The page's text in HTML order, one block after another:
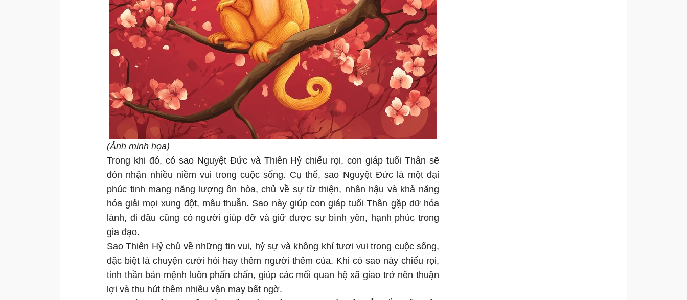
(Ảnh minh họa)
Trong khi đó, có sao Nguyệt Đức và Thiên Hỷ chiếu rọi, con giáp tuổi Thân sẽ
đón nhận nhiều niềm vui trong cuộc sống. Cụ thể, sao Nguyệt Đức là một đại
phúc tinh mang năng lượng ôn hòa, chủ về sự từ thiện, nhân hậu và khả năng
hóa giải mọi xung đột, mâu thuẫn. Sao này giúp con giáp tuổi Thân gặp dữ hóa
lành, đi đâu cũng có người giúp đỡ và giữ được sự bình yên, hạnh phúc trong
gia đạo.
Sao Thiên Hỷ chủ về những tin vui, hỷ sự và không khí tươi vui trong cuộc sống,
đặc biệt là chuyện cưới hỏi hay thêm người thêm của. Khi có sao này chiếu rọi,
tinh thần bản mệnh luôn phấn chấn, giúp các mối quan hệ xã giao trở nên thuận
lợi và thu hút thêm nhiều vận may bất ngờ.